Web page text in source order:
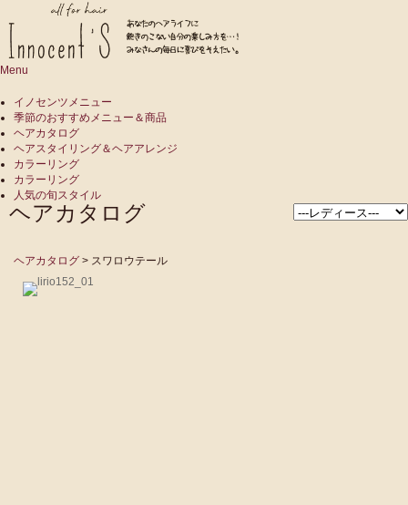
Menu
イノセンツメニュー
季節のおすすめメニュー＆商品
ヘアカタログ
ヘアスタイリング＆ヘアアレンジ
カラーリング
カラーリング
人気の旬スタイル
ヘアカタログ
ヘアカタログ > スワロウテール